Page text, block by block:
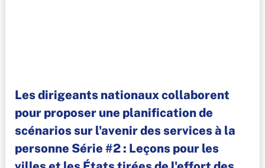
Les dirigeants nationaux collaborent
pour proposer une planification de
scénarios sur l'avenir des services à la
personne Série #2 : Leçons pour les